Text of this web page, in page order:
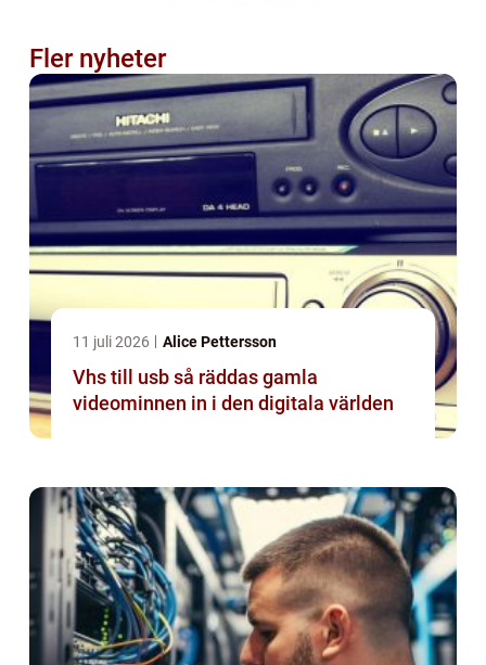
Fler nyheter
11 juli 2026 Alice Pettersson
Vhs till usb så räddas gamla
videominnen in i den digitala världen